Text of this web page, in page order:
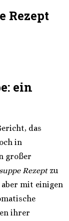
Rezept
ein
das
in
großer
Rezeptzu
mit einigen
ihrer